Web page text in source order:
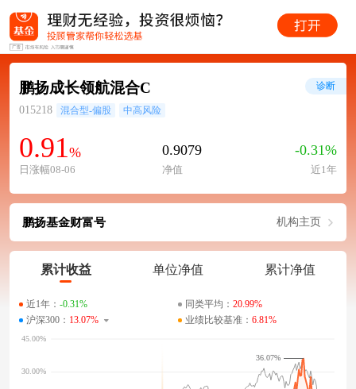
鹏扬成长领航混合C
015218 混合型-偏股 中高风险
0.91 %
日涨幅08-06
0.9079
净值
-0.31%
近1年
诊断
鹏扬基金财富号 机构主页
累计收益 单位净值 累计净值
近1年： -0.31% 同类平均： 20.99%
沪深300： 13.07% 业绩比较基准： 6.81%
36.07%